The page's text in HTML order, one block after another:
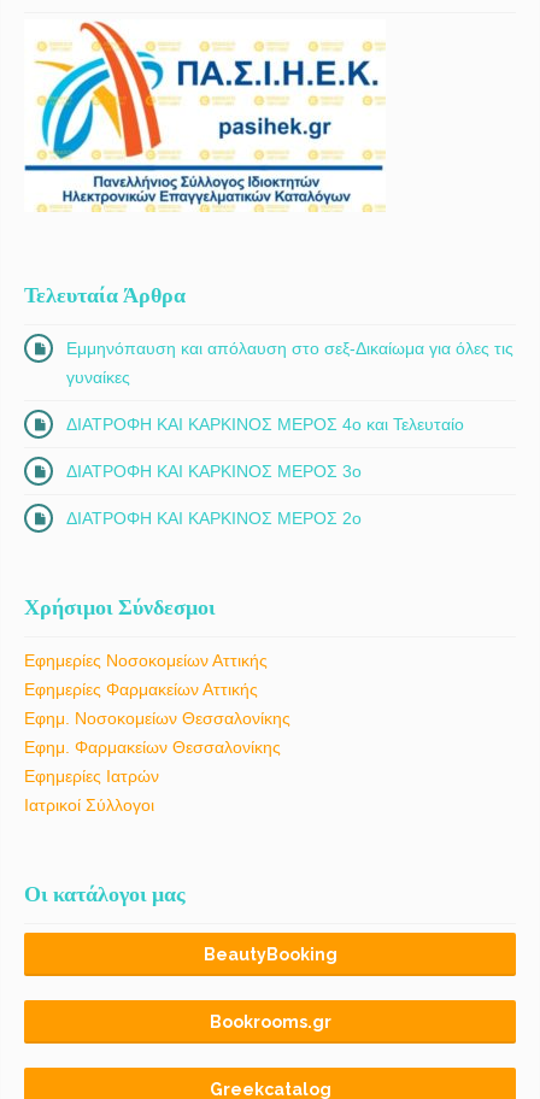
Τελευταία Άρθρα
Εμμηνόπαυση και απόλαυση στο σεξ-Δικαίωμα για όλες τις
γυναίκες
ΔΙΑΤΡΟΦΗ ΚΑΙ ΚΑΡΚΙΝΟΣ ΜΕΡΟΣ 4ο και Τελευταίο
ΔΙΑΤΡΟΦΗ ΚΑΙ ΚΑΡΚΙΝΟΣ ΜΕΡΟΣ 3ο
ΔΙΑΤΡΟΦΗ ΚΑΙ ΚΑΡΚΙΝΟΣ ΜΕΡΟΣ 2ο
Χρήσιμοι Σύνδεσμοι
Εφημερίες Νοσοκομείων Αττικής
Εφημερίες Φαρμακείων Αττικής
Εφημ. Νοσοκομείων Θεσσαλονίκης
Εφημ. Φαρμακείων Θεσσαλονίκης
Εφημερίες Ιατρών
Ιατρικοί Σύλλογοι
Οι κατάλογοι μας
BeautyBooking
Bookrooms.gr
Greekcatalog